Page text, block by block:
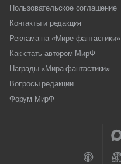
Пользовательское соглашение
Контакты и редакция
Реклама на «Мире фантастики»
Как стать автором МирФ
Награды «Мира фантастики»
Вопросы редакции
Форум МирФ